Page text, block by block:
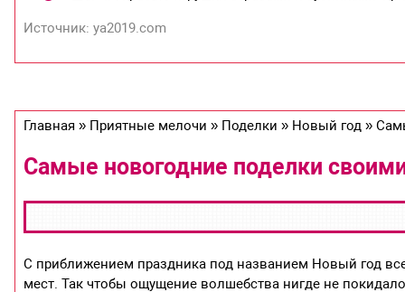
Источник: ya2019.com
Главная » Приятные мелочи » Поделки » Новый год »
Самые новогодние поделки
С приближением праздника под названием Новый год
мест. Так чтобы ощущение волшебства нигде не